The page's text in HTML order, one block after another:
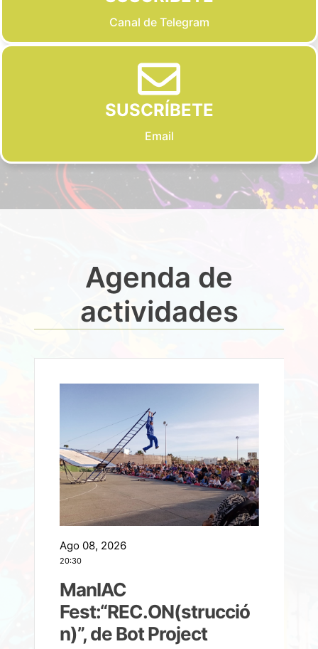
Canal de Telegram
SUSCRÍBETE
Email
Agenda de
actividades
Ago 08, 2026
20:30
ManIAC
Fest:“REC.ON(strucció
n)”, de Bot Project